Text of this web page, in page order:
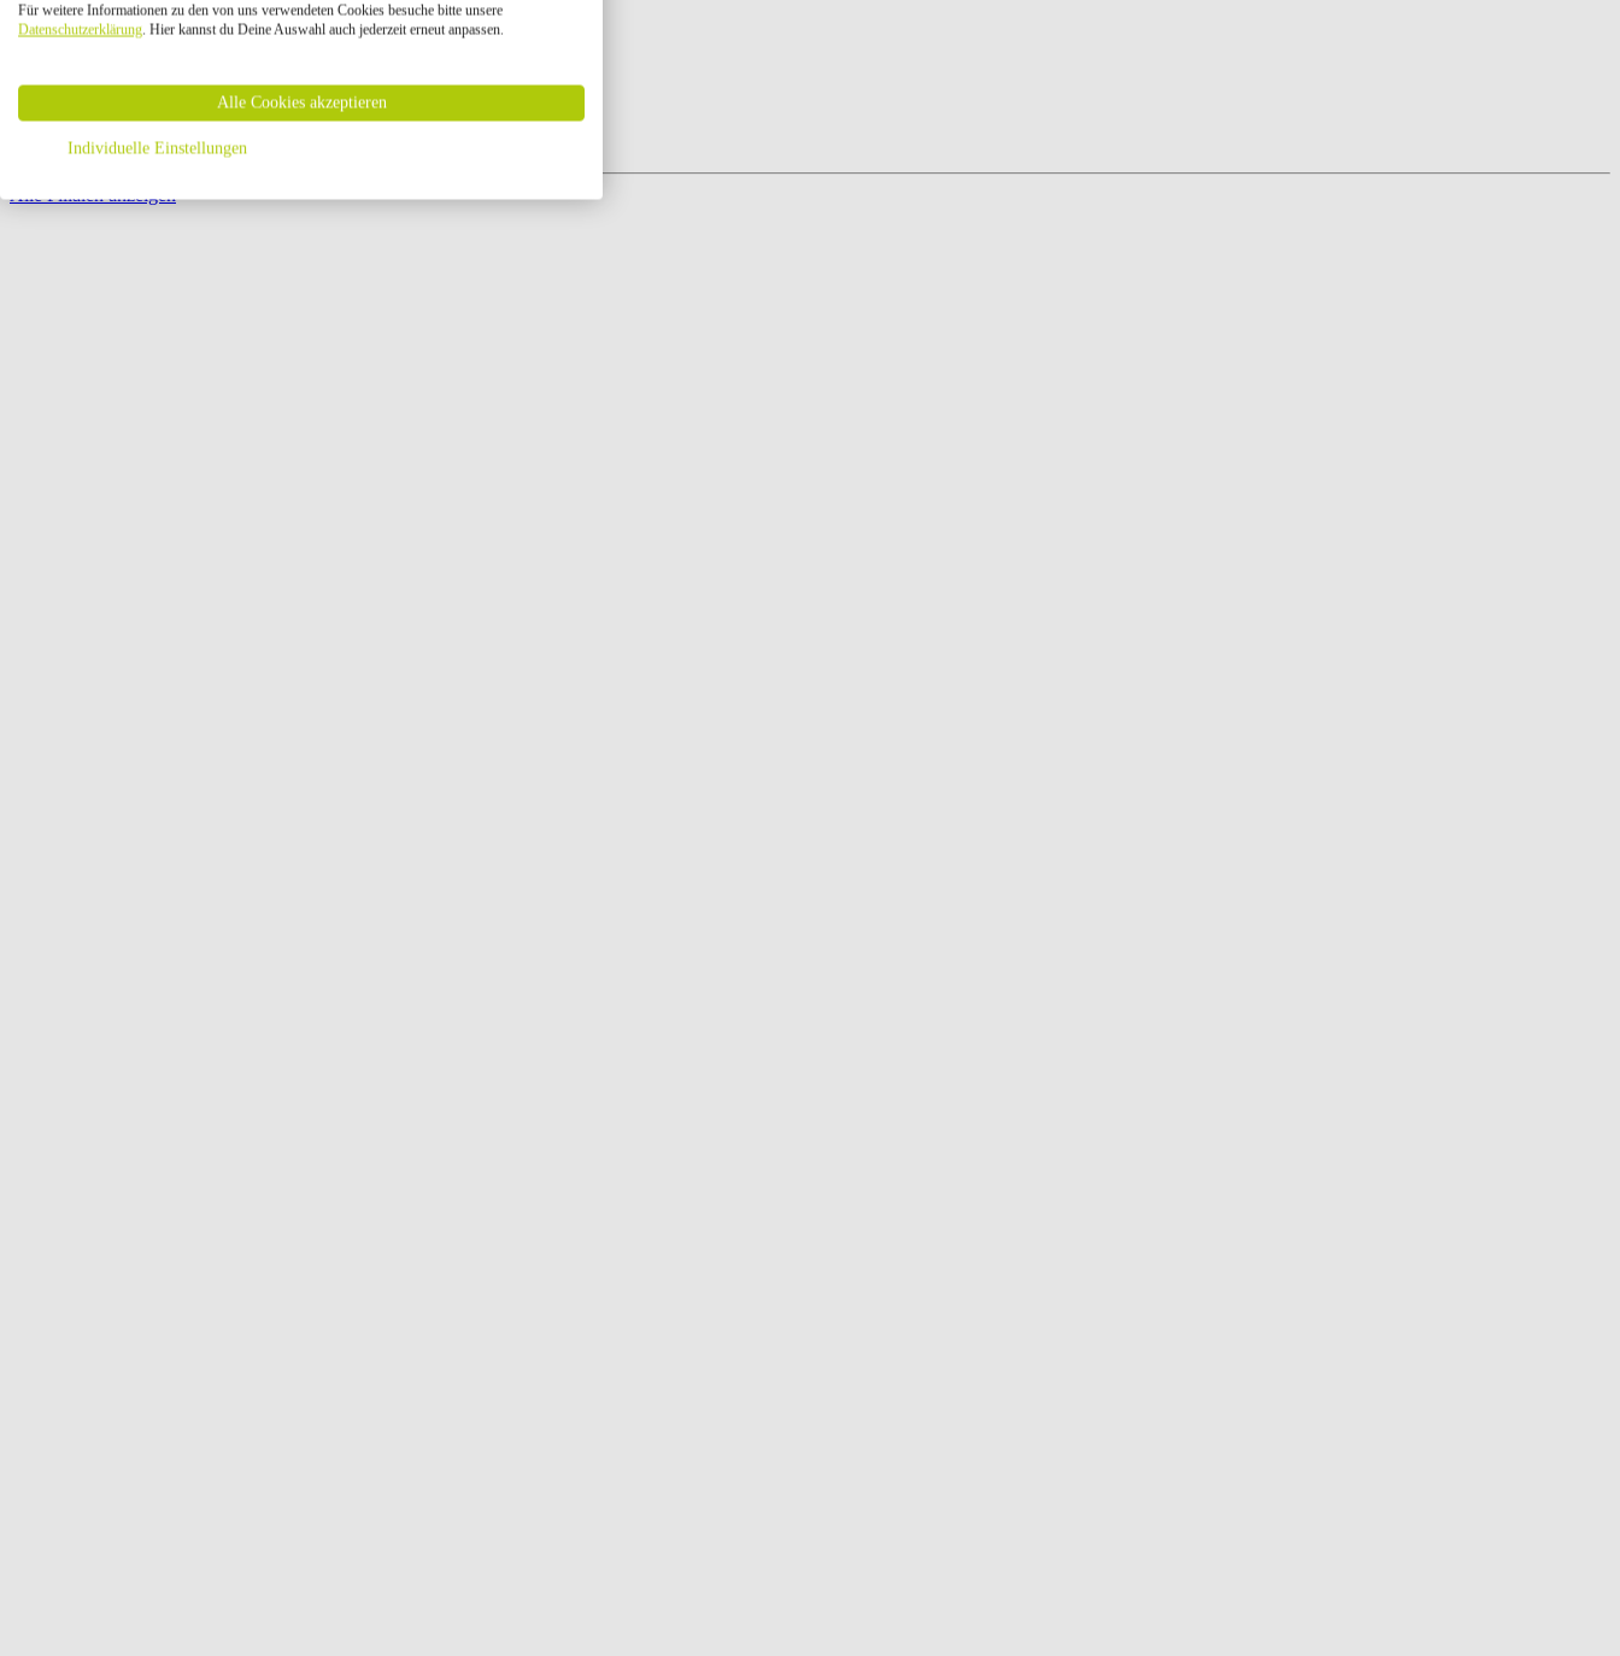
Ausgewählt Auswählen Öffnungszeiten
Öffnungszeiten:
Seite {{ pagination.page }} von {{ pagination.pageCount }}
Alle Filialen anzeigen
Für weitere Informationen zu den von uns verwendeten Cookies besuche bitte unsere
Datenschutzerklärung. Hier kannst du Deine Auswahl auch jederzeit erneut anpassen.
Alle Cookies akzeptieren
Individuelle Einstellungen